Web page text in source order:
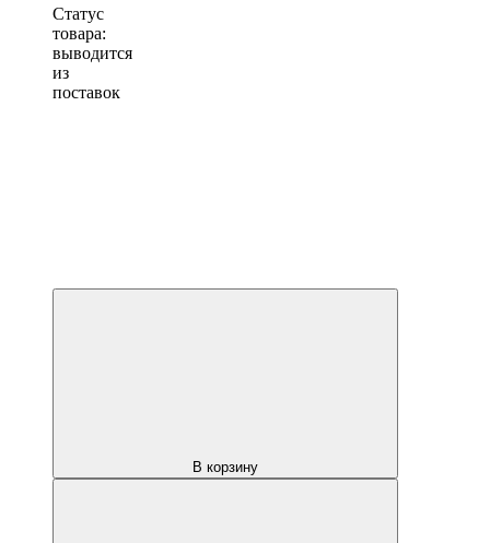
Статус
товара:
выводится
из
поставок
В корзину